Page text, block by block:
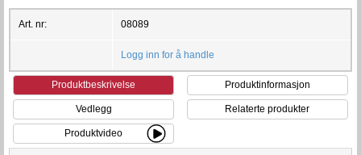
Art. nr: 08089
Logg inn for å handle
Produktbeskrivelse Produktinformasjon
Vedlegg Relaterte produkter
Produktvideo